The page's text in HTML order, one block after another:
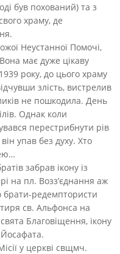
був похований) та з
храму, де
Неустанної Помочі,
має дуже цікаву
року, до цього храму
злість, вистрелив
не пошкодила. День
Однак коли
перестрибнути рів
упав без духу. Хто
забрав ікону із
на пл. Возз’єднання аж
брати-редемптористи
св. Альфонса на
Благовіщення, ікону
у церкві свщмч.